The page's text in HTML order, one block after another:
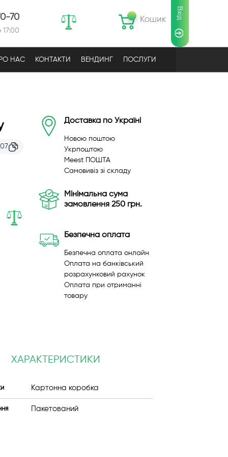
70
17:00
Кошик Вхід
НАС КОНТАКТИ ВЕНДИНГ ПОСЛУГИ
Доставка по Україні
Новою поштою
Укрпоштою
Meest ПОШТА
Самовивіз зі складу
Мінімальна сума
замовлення 250 грн.
Безпечна оплата
Безпечна оплата онлайн
Оплата на банківський
розрахунковий рахунок
Оплата при отриманні
товару
ХАРАКТЕРИСТИКИ
Картонна коробка
Пакетований